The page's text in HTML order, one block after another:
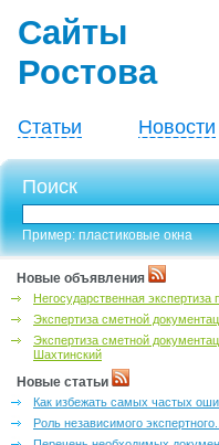
Сайты
Ростова
Статьи Новости
Поиск
Пример: пластиковые окна
Новые объявления
Негосударственная экспертиза
Экспертиза сметной
Экспертиза сметной
Шахтинский
Новые статьи
Как избежать самых частых
Роль независимого экспертного...